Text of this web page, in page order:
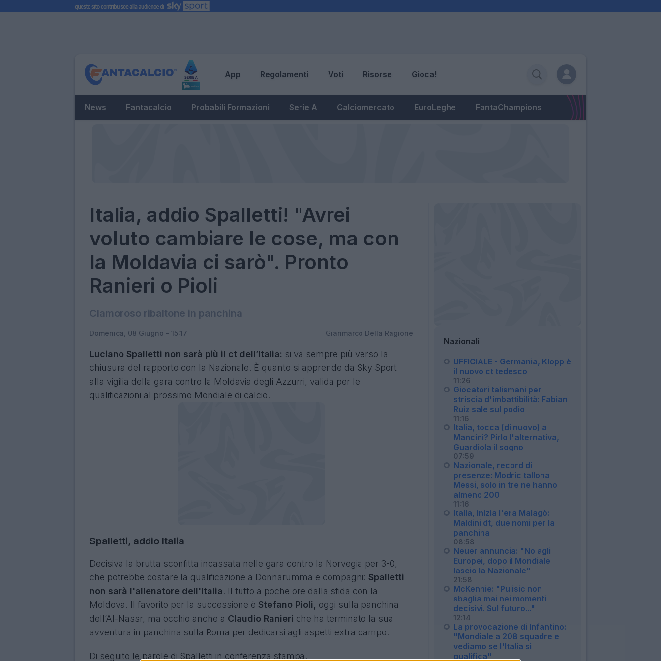
App Regolamenti Voti Risorse Gioca!
News Fantacalcio Probabili Formazioni Serie A Calciomercato EuroLeghe FantaChampions
Italia, addio Spalletti! "Avrei
voluto cambiare le cose, ma con
la Moldavia ci sarò". Pronto
Ranieri o Pioli
Clamoroso ribaltone in panchina
Domenica, 08 Giugno - 15:17 Gianmarco Della Ragione
Luciano Spalletti non sarà più il ct dell’Italia: si va sempre più verso la
chiusura del rapporto con la Nazionale. È quanto si apprende da Sky Sport
alla vigilia della gara contro la Moldavia degli Azzurri, valida per le
qualificazioni al prossimo Mondiale di calcio.
Spalletti, addio Italia
Decisiva la brutta sconfitta incassata nelle gara contro la Norvegia per 3-0,
che potrebbe costare la qualificazione a Donnarumma e compagni: Spalletti
non sarà l'allenatore dell'Italia. Il tutto a poche ore dalla sfida con la
Moldova. Il favorito per la successione è Stefano Pioli,
oggi sulla panchina
dell’Al-Nassr, ma occhio anche a Claudio Ranieri che ha terminato la sua
avventura in panchina sulla Roma per dedicarsi agli aspetti extra campo.
Di seguito le parole di Spalletti in conferenza stampa.
Nazionali
UFFICIALE - Germania, Klopp è
il nuovo ct tedesco
11:26
Giocatori talismani per
striscia d'imbattibilità: Fabian
Ruiz sale sul podio
11:16
Italia, tocca (di nuovo) a
Mancini? Pirlo l'alternativa,
Guardiola il sogno
07:59
Nazionale, record di
presenze: Modric tallona
Messi, solo in tre ne hanno
almeno 200
11:16
Italia, inizia l'era Malagò:
Maldini dt, due nomi per la
panchina
08:58
Neuer annuncia: "No agli
Europei, dopo il Mondiale
lascio la Nazionale"
21:58
McKennie: "Pulisic non
sbaglia mai nei momenti
decisivi. Sul futuro..."
12:14
La provocazione di Infantino:
"Mondiale a 208 squadre e
vediamo se l'Italia si
qualifica"